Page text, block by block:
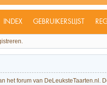
INDEX GEBRUIKERSLIJST
het forum van